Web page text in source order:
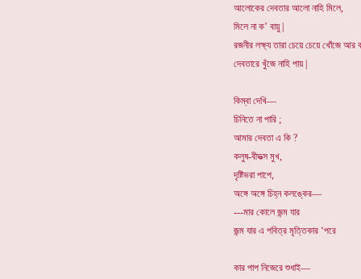
আলোকের দেবতার আলো নাহি মিলে,
মিলে না ক’ বায়ু |
রজনীর লক্ষ্য তারা চেয়ে চেয়ে খোঁজে
দেবতারে খুঁজে নাহি পায় |
কিম্বা দেখি—
চিনিতে না পারি ;
আমার দেবতা এ কি ?
কলুষ-বীভত্স মুখ,
দৃষ্টিভরা পাপে,
অঙ্গে অঙ্গে চিহ্ন কলঙ্কের—
---মার কোলে জন্ম যার
জন্ম যার এ পবিত্র মৃত্তিকার ‘পরে
কার পাপ নিজেরে শুধাই—